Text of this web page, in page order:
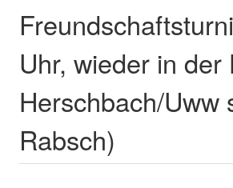
Uhr, wieder in
Herschbach/Uww
Rabsch)